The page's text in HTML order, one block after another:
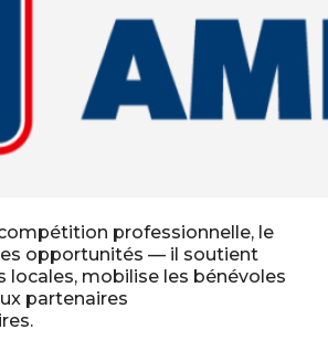
SIMPLE
NB positionne le Nouveau-
une destination golfique et
international, tout en
économiques,
professionnelle, le
opportunités — il soutient
locales, mobilise les bénévoles
partenaires